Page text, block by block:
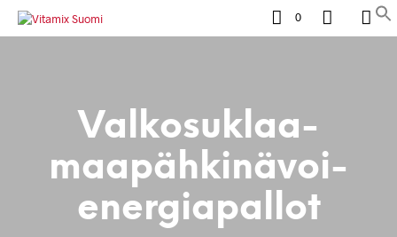
0
Valkosuklaa-
maapähkinävoi-
energiapallot